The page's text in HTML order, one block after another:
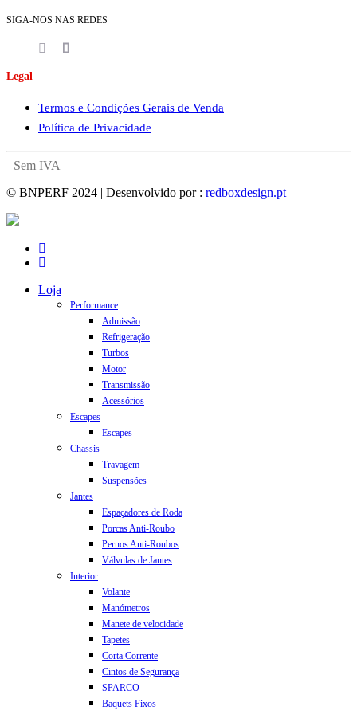
SIGA-NOS NAS REDES
Legal
Termos e Condições Gerais de Venda
Política de Privacidade
Sem IVA
© BNPERF 2024 | Desenvolvido por : redboxdesign.pt
facebook
instagram
Close
Loja
Performance
Admissão
Refrigeração
Turbos
Motor
Transmissão
Acessórios
Escapes
Escapes
Chassis
Travagem
Suspensões
Jantes
Espaçadores de Roda
Porcas Anti-Roubo
Pernos Anti-Roubos
Válvulas de Jantes
Interior
Volante
Manómetros
Manete de velocidade
Tapetes
Corta Corrente
Cintos de Segurança
SPARCO
Baquets Fixos